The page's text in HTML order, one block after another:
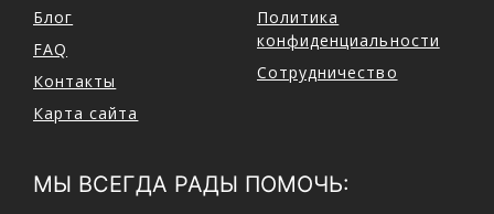
Блог
FAQ
Контакты
Карта сайта
Политика
конфиденциальности
Сотрудничество
МЫ ВСЕГДА РАДЫ ПОМОЧЬ: